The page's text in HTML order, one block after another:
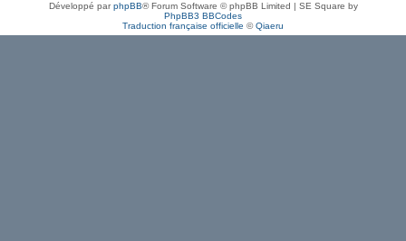
Développé parphpBB® Forum Software © phpBB Limited | SE Square by
PhpBB3 BBCodes
Traduction française officielle ©Qiaeru